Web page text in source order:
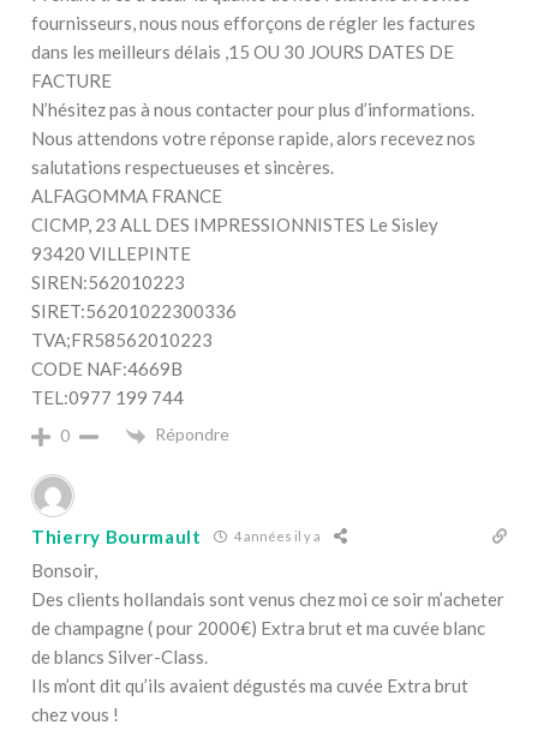
fournisseurs, nous nous efforçons de régler les factures
dans les meilleurs délais ,15 OU 30 JOURS DATES DE
FACTURE
N’hésitez pas à nous contacter pour plus d’informations.
Nous attendons votre réponse rapide, alors recevez nos
salutations respectueuses et sincères.
ALFAGOMMA FRANCE
CICMP, 23 ALL DES IMPRESSIONNISTES Le Sisley
93420 VILLEPINTE
SIREN:562010223
SIRET:56201022300336
TVA;FR58562010223
CODE NAF:4669B
TEL:0977 199 744
0 Répondre
Thierry Bourmault 4 années il y a
Bonsoir,
Des clients hollandais sont venus chez moi ce soir m’acheter
de champagne ( pour 2000€) Extra brut et ma cuvée blanc
de blancs Silver-Class.
Ils m’ont dit qu’ils avaient dégustés ma cuvée Extra brut
chez vous !